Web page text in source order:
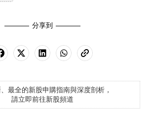
分享到
最全的新股申購指南與深度剖析，
請立即前往新股頻道